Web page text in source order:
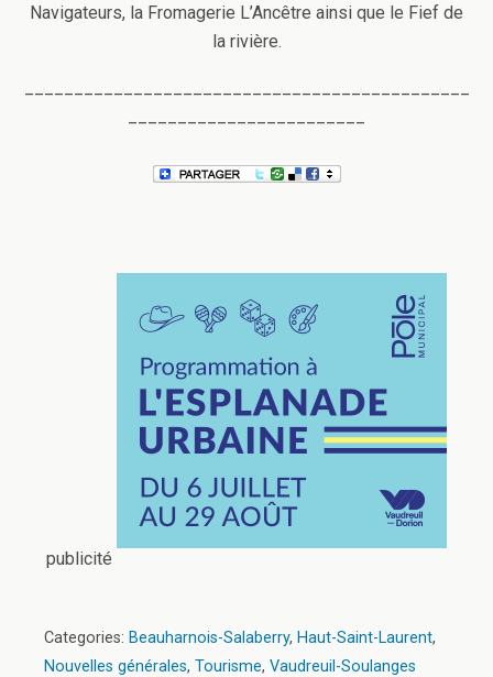
Navigateurs, la Fromagerie L’Ancêtre ainsi que le Fief de
la rivière.
publicité
Categories: Beauharnois-Salaberry, Haut-Saint-Laurent,
Nouvelles générales, Tourisme, Vaudreuil-Soulanges